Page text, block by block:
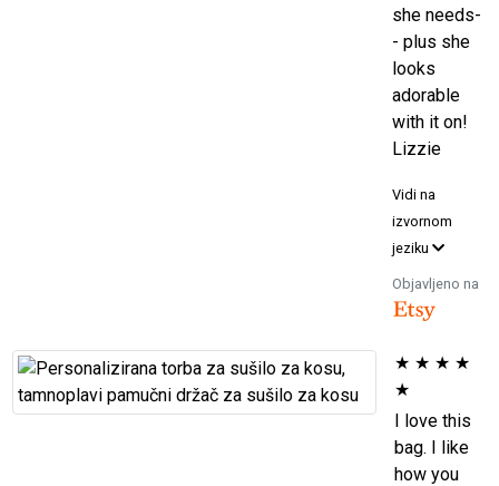
she needs-
- plus she
looks
adorable
with it on!
Lizzie
Vidi na
izvornom
jeziku
Objavljeno na
★ ★ ★ ★
★
I love this
bag. I like
how you